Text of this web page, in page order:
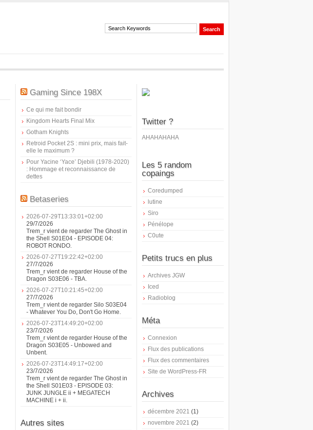
Gaming Since 198X
Ce qui me fait bondir
Kingdom Hearts Final Mix
Gotham Knights
Retroid Pocket 2S : mini prix, mais fait-
elle le maximum ?
Pour Yacine ‘Yace’ Djebili (1978-2020)
: Hommage et reconnaissance de
dettes
Betaseries
2026-07-29T13:33:01+02:00
29/7/2026
Trem_r vient de regarder The Ghost in
the Shell S01E04 - EPISODE 04:
ROBOT RONDO.
2026-07-27T19:22:42+02:00
27/7/2026
Trem_r vient de regarder House of the
Dragon S03E06 - TBA.
2026-07-27T10:21:45+02:00
27/7/2026
Trem_r vient de regarder Silo S03E04
- Whatever You Do, Don't Go Home.
2026-07-23T14:49:20+02:00
23/7/2026
Trem_r vient de regarder House of the
Dragon S03E05 - Unbowed and
Unbent.
2026-07-23T14:49:17+02:00
23/7/2026
Trem_r vient de regarder The Ghost in
the Shell S01E03 - EPISODE 03:
JUNK JUNGLE ii + MEGATECH
MACHINE i + ii.
Autres sites
Twitter ?
AHAHAHAHA
Les 5 random
copaings
Coredumped
lutine
Siro
Pénélope
C0ute
Petits trucs en plus
Archives JGW
Iced
Radioblog
Méta
Connexion
Flux des publications
Flux des commentaires
Site de WordPress-FR
Archives
décembre 2021 (1)
novembre 2021 (2)